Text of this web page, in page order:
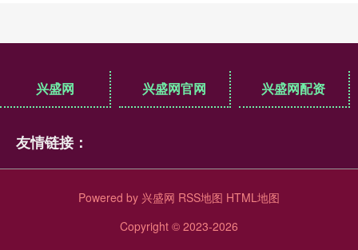
兴盛网 兴盛网官网 兴盛网配资
友情链接：
Powered by 兴盛网 RSS地图 HTML地图
Copyright © 2023-2026